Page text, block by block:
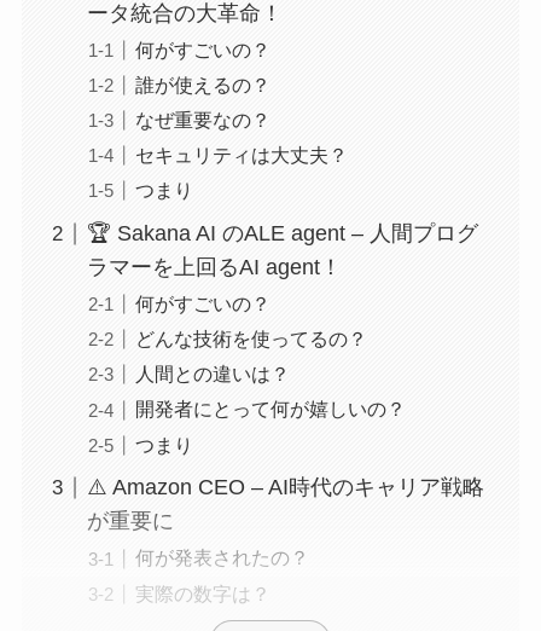
ータ統合の大革命！
何がすごいの？
誰が使えるの？
なぜ重要なの？
セキュリティは大丈夫？
つまり
🏆 Sakana AI のALE agent – 人間プログ
ラマーを上回るAI agent！
何がすごいの？
どんな技術を使ってるの？
人間との違いは？
開発者にとって何が嬉しいの？
つまり
⚠️ Amazon CEO – AI時代のキャリア戦略
が重要に
何が発表されたの？
実際の数字は？